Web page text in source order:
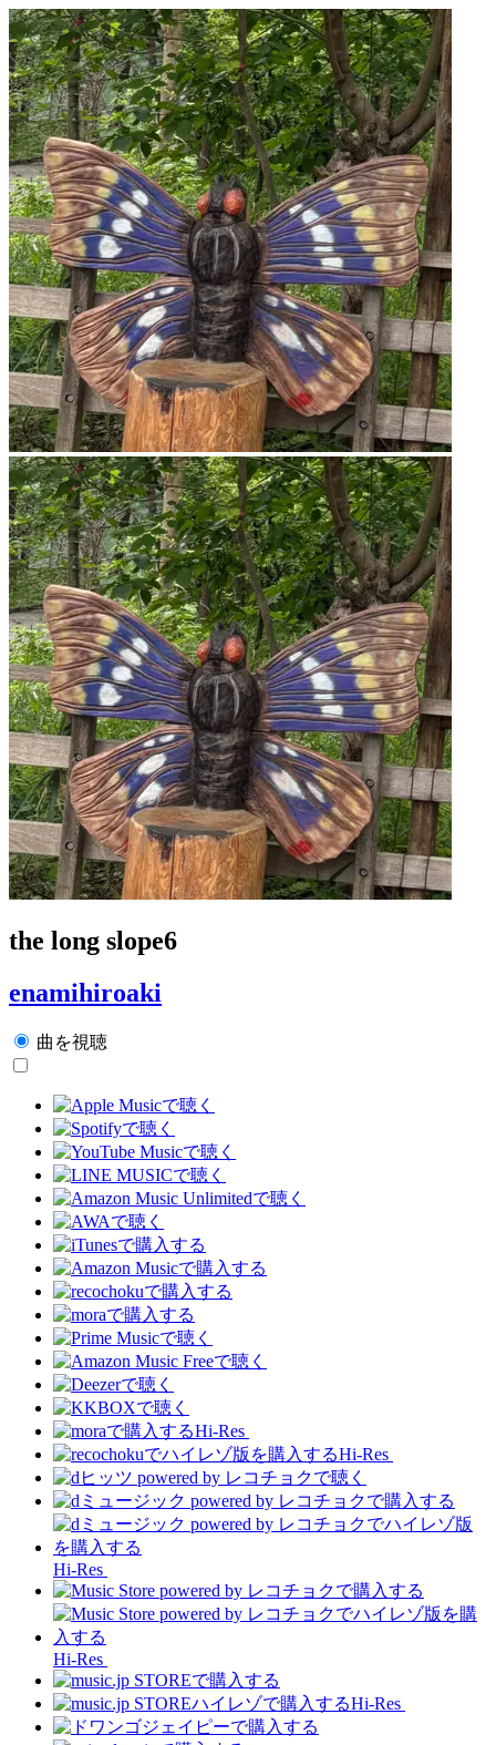
the long slope6
enamihiroaki
曲を視聴
Hi-Res
Hi-Res
Hi-Res
Hi-Res
Hi-Res